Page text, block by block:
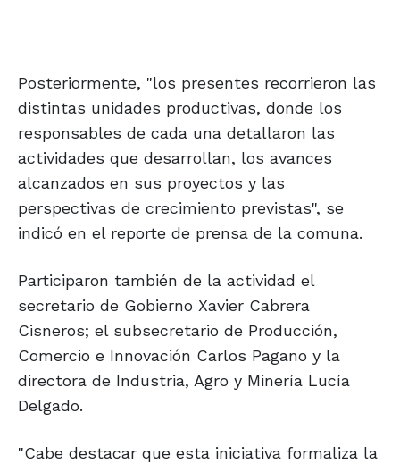
Posteriormente, "los presentes recorrieron las
distintas unidades productivas, donde los
responsables de cada una detallaron las
actividades que desarrollan, los avances
alcanzados en sus proyectos y las
perspectivas de crecimiento previstas", se
indicó en el reporte de prensa de la comuna.
Participaron también de la actividad el
secretario de Gobierno Xavier Cabrera
Cisneros; el subsecretario de Producción,
Comercio e Innovación Carlos Pagano y la
directora de Industria, Agro y Minería Lucía
Delgado.
"Cabe destacar que esta iniciativa formaliza la